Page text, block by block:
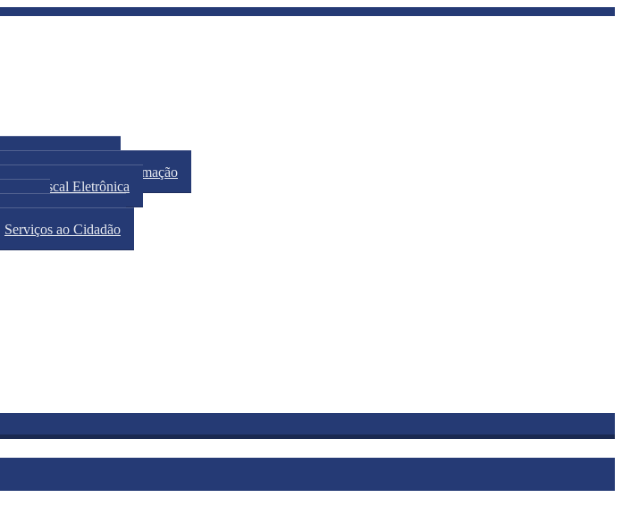
Pedido de acesso a informação
Nota Fiscal Eletrônica
Serviços ao Cidadão